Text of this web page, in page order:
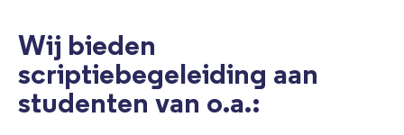
Wij bieden
scriptiebegeleiding aan
studenten van o.a.: